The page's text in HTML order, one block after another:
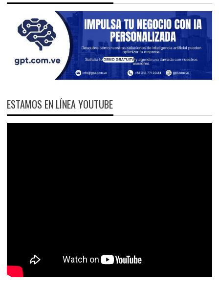
ESTAMOS EN LÍNEA YOUTUBE